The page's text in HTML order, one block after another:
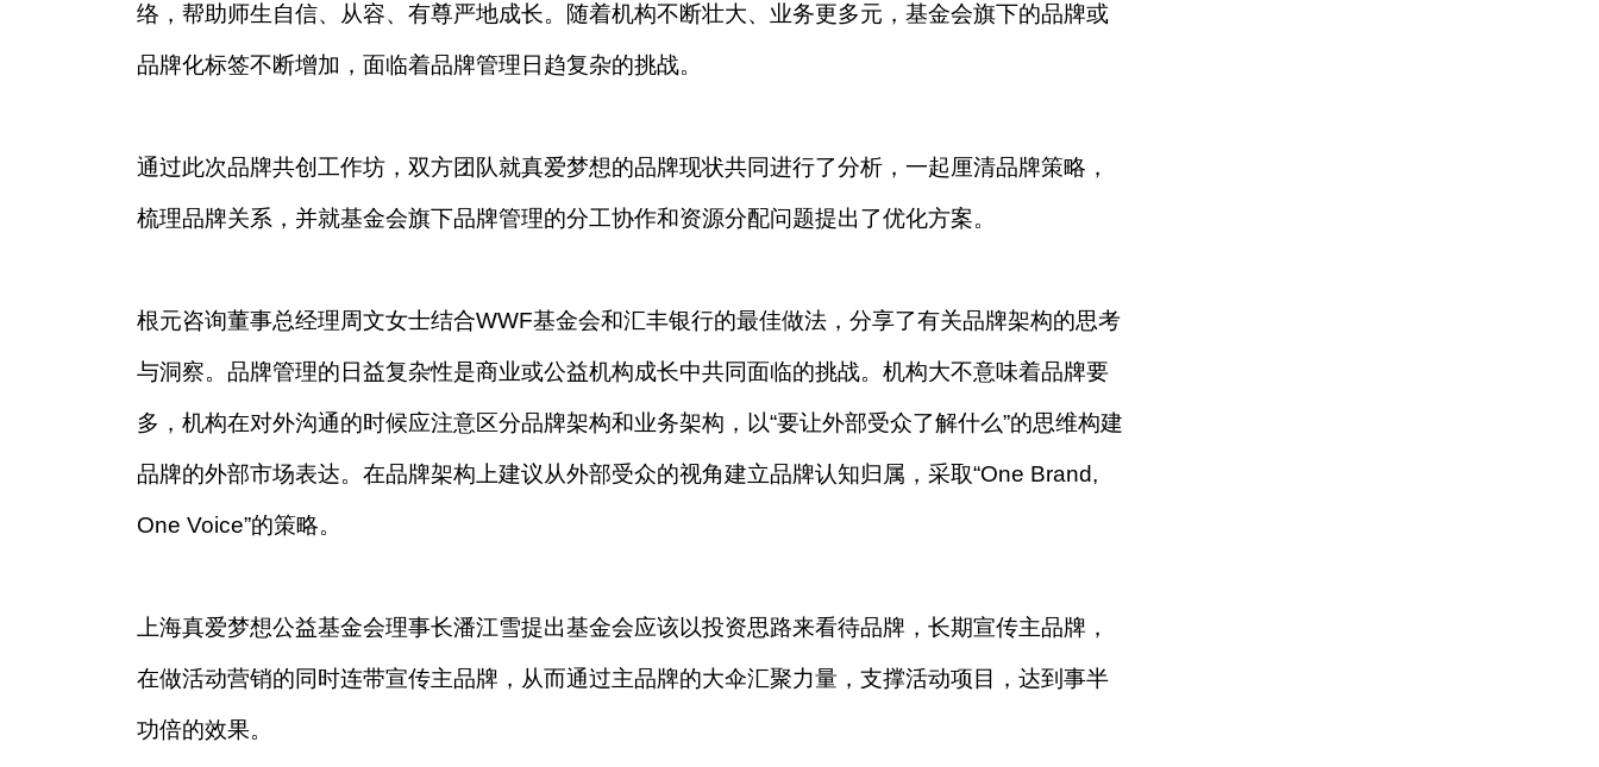
络，帮助师生自信、从容、有尊严地成长。随着机构不断壮大、业务更多元，基金会旗下的品牌或
品牌化标签不断增加，面临着品牌管理日趋复杂的挑战。
通过此次品牌共创工作坊，双方团队就真爱梦想的品牌现状共同进行了分析，一起厘清品牌策略，
梳理品牌关系，并就基金会旗下品牌管理的分工协作和资源分配问题提出了优化方案。
根元咨询董事总经理周文女士结合WWF基金会和汇丰银行的最佳做法，分享了有关品牌架构的思考
与洞察。品牌管理的日益复杂性是商业或公益机构成长中共同面临的挑战。机构大不意味着品牌要
多，机构在对外沟通的时候应注意区分品牌架构和业务架构，以“要让外部受众了解什么”的思维构建
品牌的外部市场表达。在品牌架构上建议从外部受众的视角建立品牌认知归属，采取“One Brand,
One Voice”的策略。
上海真爱梦想公益基金会理事长潘江雪提出基金会应该以投资思路来看待品牌，长期宣传主品牌，
在做活动营销的同时连带宣传主品牌，从而通过主品牌的大伞汇聚力量，支撑活动项目，达到事半
功倍的效果。